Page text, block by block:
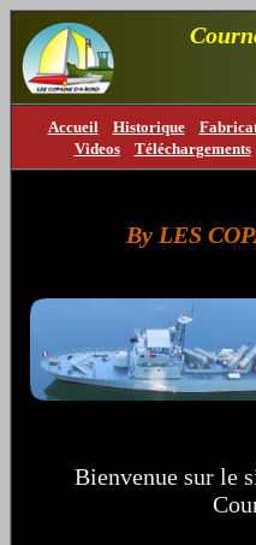
Accueil Historique
Videos
Téléchargements
By LES
Bienvenue sur le